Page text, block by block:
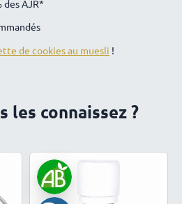
des AJR*
de cookies au muesli !
les connaissez ?